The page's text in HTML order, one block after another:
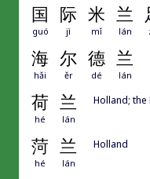
国 际 米 兰
guó jì mǐ lán
海 尔 德 兰
hǎi ěr dé lán
荷 兰
hé lán
Holland;
菏 兰
hé lán
Holland